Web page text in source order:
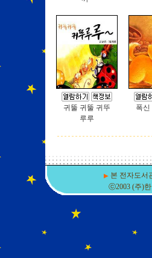
귀뚤 귀뚤 귀뚜
루루
폭신
▶본 전자도서
ⓒ2003 (주)한